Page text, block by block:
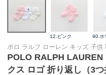
12.ピンク 90.ホ
ポロ ラルフ ローレン キッズ 子供
POLO RALPH LAUREN
クス ロゴ 折り返し（3